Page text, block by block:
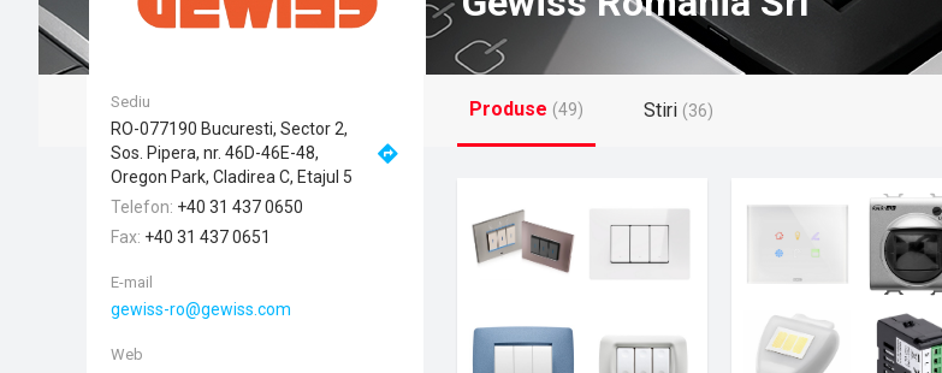
Produse (49) Stiri (36)
Sediu
RO-077190 Bucuresti, Sector 2,
Sos. Pipera, nr. 46D-46E-48,
Oregon Park, Cladirea C, Etajul 5
Telefon +40 31 437 0650
Fax +40 31 437 0651
E-mail
Web